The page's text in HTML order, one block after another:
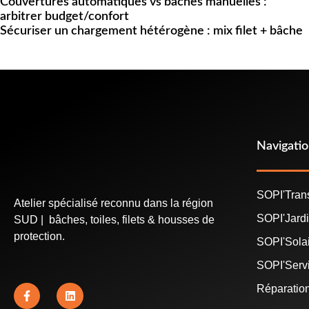
arbitrer budget/confort
Sécuriser un chargement hétérogène : mix filet + bâche
Atelier spécialisé reconnu dans la région
SUD | bâches, toiles, filets & housses de
protection.